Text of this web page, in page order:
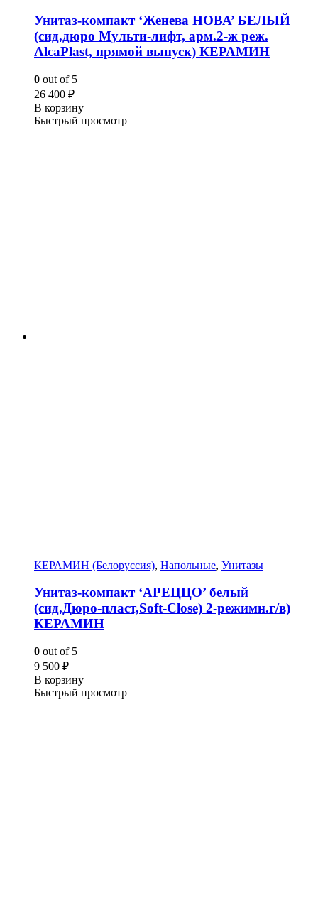
Унитаз-компакт ‘Женева НОВА’ БЕЛЫЙ
(сид.дюро Мульти-лифт, арм.2-ж реж.
AlcaPlast, прямой выпуск) КЕРАМИН
0 out of 5
26 400 ₽
В корзину
Быстрый просмотр
КЕРАМИН (Белоруссия), Напольные, Унитазы
Унитаз-компакт ‘АРЕЦЦО’ белый
(сид.Дюро-пласт,Soft-Close) 2-режимн.г/в)
КЕРАМИН
0 out of 5
9 500 ₽
В корзину
Быстрый просмотр